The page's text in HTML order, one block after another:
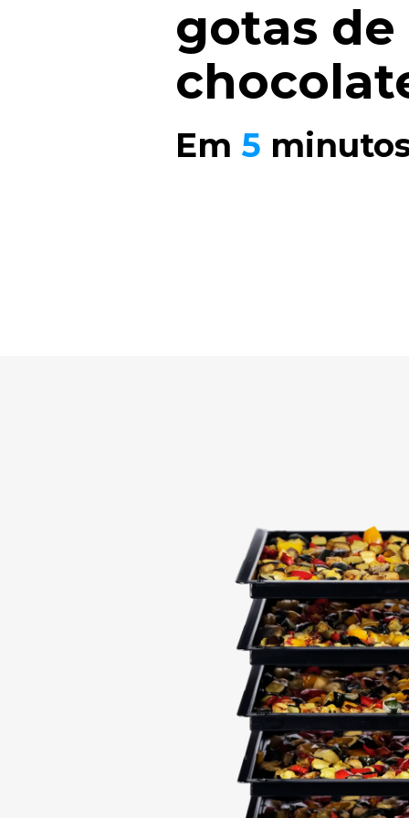
gotas de
Em 5